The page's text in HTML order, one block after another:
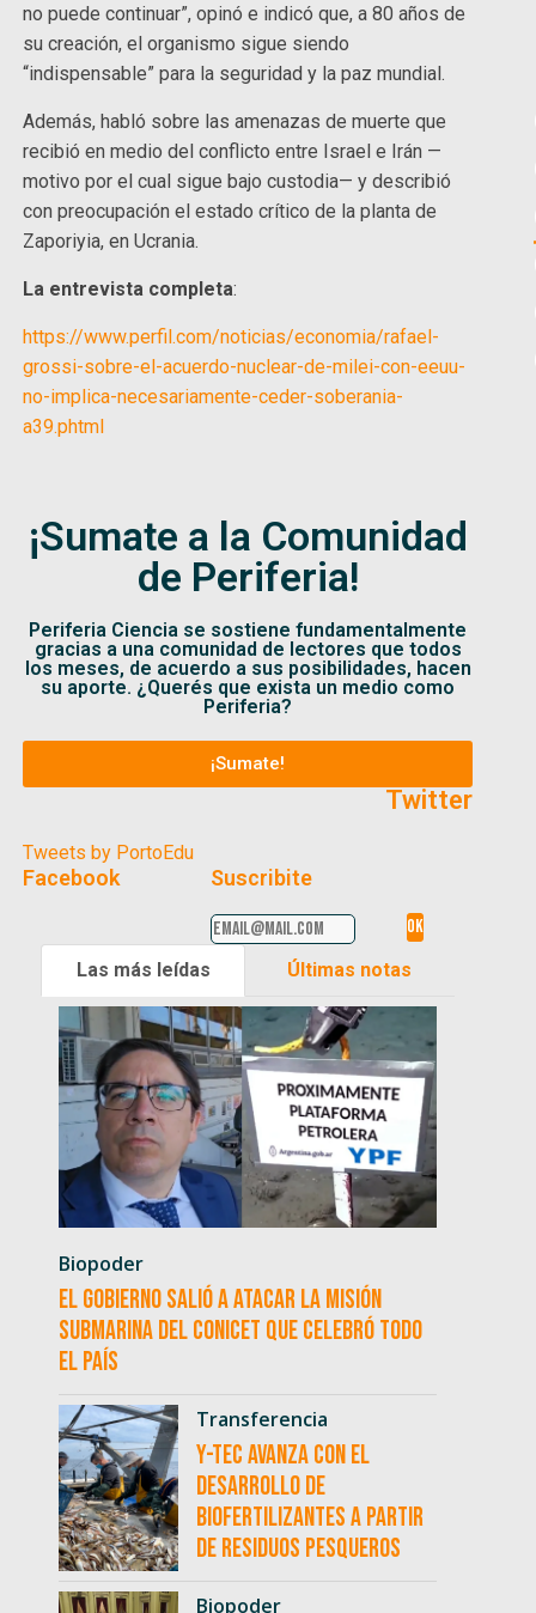
no puede continuar”, opinó e indicó que, a 80 años de
su creación, el organismo sigue siendo
“indispensable” para la seguridad y la paz mundial.
Además, habló sobre las amenazas de muerte que
recibió en medio del conflicto entre Israel e Irán —
motivo por el cual sigue bajo custodia— y describió
con preocupación el estado crítico de la planta de
Zaporiyia, en Ucrania.
La entrevista completa:
https://www.perfil.com/noticias/economia/rafael-
grossi-sobre-el-acuerdo-nuclear-de-milei-con-eeuu-
no-implica-necesariamente-ceder-soberania-
a39.phtml
¡Sumate a la Comunidad
de Periferia!
Periferia Ciencia se sostiene fundamentalmente
gracias a una comunidad de lectores que todos
los meses, de acuerdo a sus posibilidades, hacen
su aporte. ¿Querés que exista un medio como
Periferia?
¡Sumate!
Twitter
Tweets by PortoEdu
Facebook Suscribite
Las más leídas Últimas notas
Biopoder
El Gobierno salió a atacar la misión
submarina del CONICET que celebró todo
el país
Transferencia
Y-TEC avanza con el
desarrollo de
biofertilizantes a partir
de residuos pesqueros
Biopoder